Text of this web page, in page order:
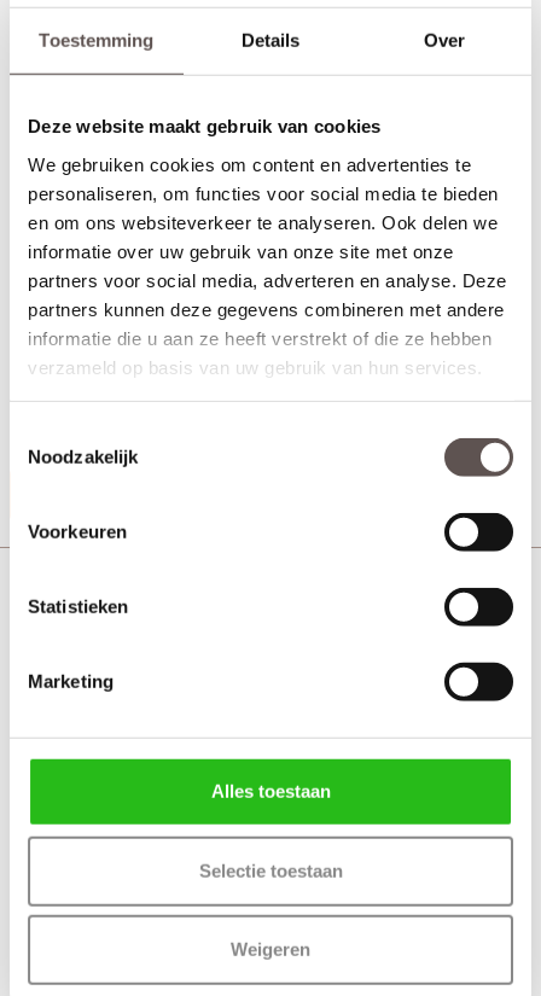
Toestemming Details Over
Deze website maakt gebruik van cookies
We gebruiken cookies om content en advertenties te
personaliseren, om functies voor social media te bieden
en om ons websiteverkeer te analyseren. Ook delen we
informatie over uw gebruik van onze site met onze
partners voor social media, adverteren en analyse. Deze
partners kunnen deze gegevens combineren met andere
informatie die u aan ze heeft verstrekt of die ze hebben
verzameld op basis van uw gebruik van hun services.
Noodzakelijk
Voorkeuren
Statistieken
Marketing
Alles toestaan
Selectie toestaan
Weigeren
Inhoud van de set
Deze Svedex House deurkrukset bestaat uit:
+ RVS deurkruk met veersysteem (twee zijden)
+ RVS cilinderrozet (twee zijden)
+ Universele bouten en montagemateriaal voor een snelle
installatie